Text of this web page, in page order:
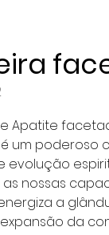
Apatite
um poderoso
evolução
nossas
a
da